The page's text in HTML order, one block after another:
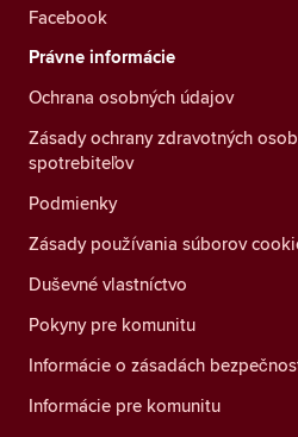
Facebook
Právne informácie
Ochrana osobných údajov
Zásady ochrany zdravotných
spotrebiteľov
Podmienky
Zásady používania súborov
Duševné vlastníctvo
Pokyny pre komunitu
Informácie o zásadách
Informácie pre komunitu